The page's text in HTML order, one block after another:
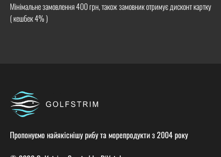
Мінімальне замовлення 400 грн, також замовник отримує дисконт картку
( кешбек 4% )
Пропонуємо найякіснішу рибу та морепродукти з 2004 року